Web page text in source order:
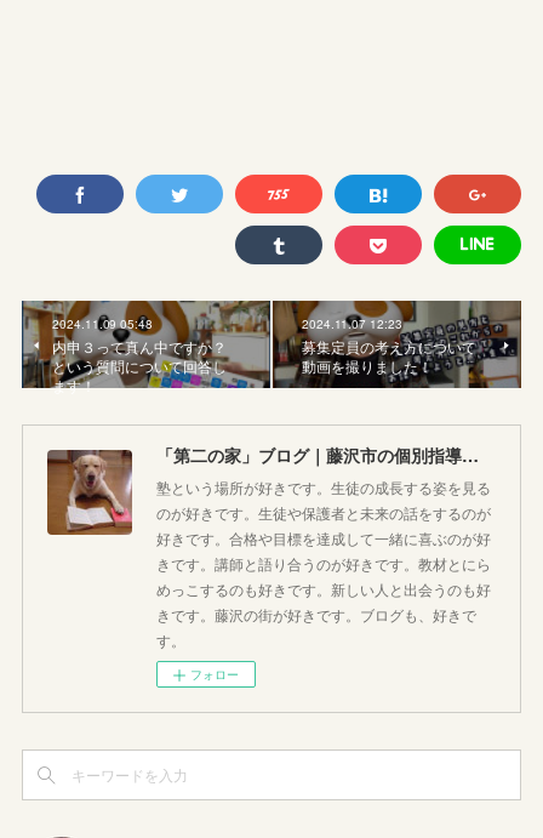
2024.11.09 05:48
内申３って真ん中ですか？
という質問について回答し
ます！
2024.11.07 12:23
募集定員の考え方について
動画を撮りました！
「第二の家」ブログ｜藤沢市の個別指導塾のお話
塾という場所が好きです。生徒の成長する姿を見る
のが好きです。生徒や保護者と未来の話をするのが
好きです。合格や目標を達成して一緒に喜ぶのが好
きです。講師と語り合うのが好きです。教材とにら
めっこするのも好きです。新しい人と出会うのも好
きです。藤沢の街が好きです。ブログも、好きで
す。
フォロー